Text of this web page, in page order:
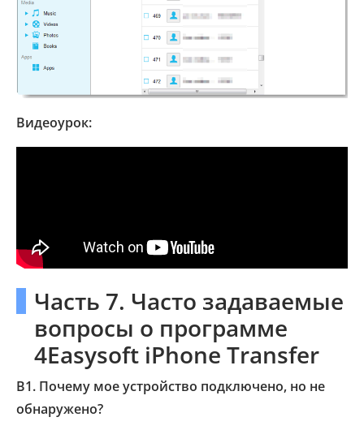
Видеоурок:
Часть 7. Часто задаваемые
вопросы о программе
4Easysoft iPhone Transfer
В1. Почему мое устройство подключено, но не
обнаружено?